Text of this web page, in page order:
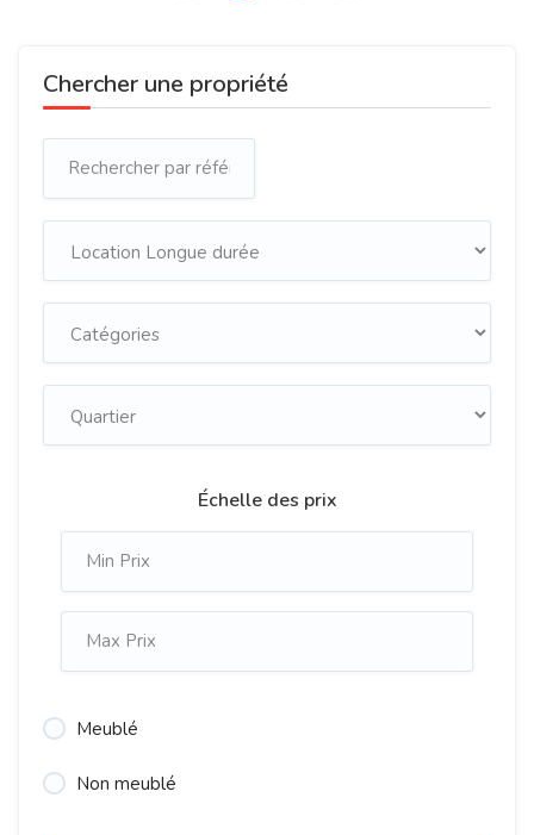
Chercher une propriété
Échelle des prix
Meublé
Non meublé